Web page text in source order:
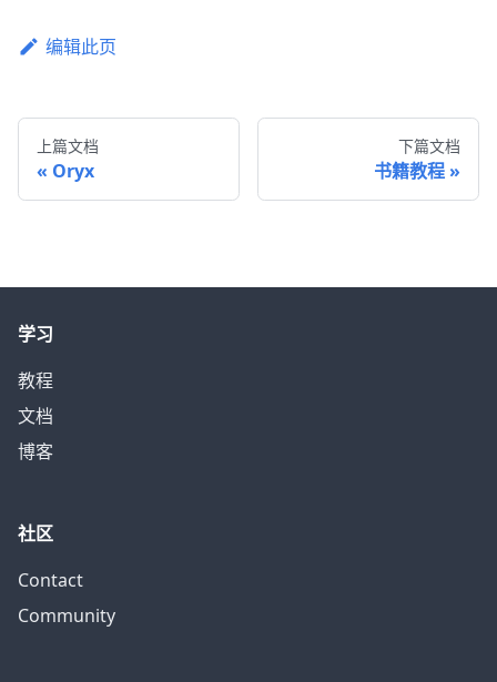
编辑此页
上篇文档
Oryx
下篇文档
书籍教程
学习
教程
文档
博客
社区
Contact
Community